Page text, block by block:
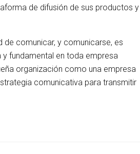
de difusión de sus productos y
de comunicar, y comunicarse, es
y fundamental en toda empresa
organización como una empresa
comunicativa para transmitir